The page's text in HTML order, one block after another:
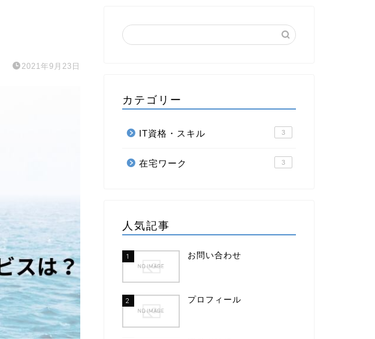
2021年9月23日
カテゴリー
IT資格・スキル 3
在宅ワーク 3
人気記事
1 お問い合わせ
2 プロフィール